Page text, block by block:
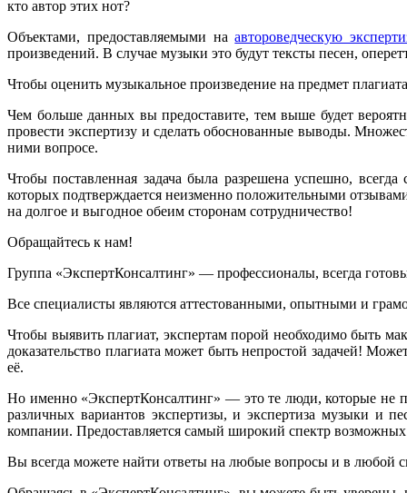
кто автор этих нот?
Объектами, предоставляемыми наавтороведческую
произведений. В случае музыки это будут тексты песен,
Чтобы оценить музыкальное произведение на предмет
Чем больше данных вы предоставите, тем выше будет
провести экспертизу и сделать обоснованные выводы.
ними вопросе.
Чтобы поставленная задача была разрешена успешно,
которых подтверждается неизменно положительными
на долгое и выгодное обеим сторонам сотрудничество!
Обращайтесь к нам!
Группа «ЭкспертКонсалтинг» — профессионалы, всегда
Все специалисты являются аттестованными, опытными и
Чтобы выявить плагиат, экспертам порой необходимо быть
доказательство плагиата может быть непростой задачей!
её.
Но именно «ЭкспертКонсалтинг» — это те люди, которые не
различных вариантов экспертизы, и экспертиза музыки и
компании. Предоставляется самый широкий спектр возможных
Вы всегда можете найти ответы на любые вопросы и в любой